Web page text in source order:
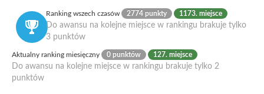
Ranking wszech czasów 2774 punkty 1173. miejsce
Do awansu na kolejne miejsce w rankingu brakuje tylko
3 punktów
Aktualny ranking miesięczny 0 punktów 127. miejsce
Do awansu na kolejne miejsce w rankingu brakuje tylko 2
punktów